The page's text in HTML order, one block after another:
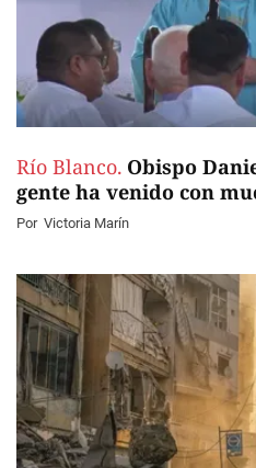
Río Blanco. Obispo
gente ha venido con
Por Victoria Marín